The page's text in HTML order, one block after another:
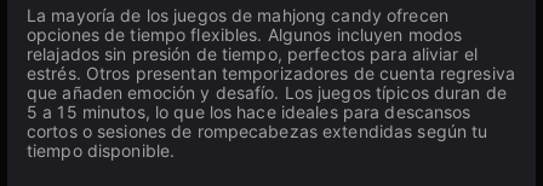
La mayoría de los juegos de mahjong candy ofrecen
opciones de tiempo flexibles. Algunos incluyen modos
relajados sin presión de tiempo, perfectos para aliviar el
estrés. Otros presentan temporizadores de cuenta regresiva
que añaden emoción y desafío. Los juegos típicos duran de
5 a 15 minutos, lo que los hace ideales para descansos
cortos o sesiones de rompecabezas extendidas según tu
tiempo disponible.